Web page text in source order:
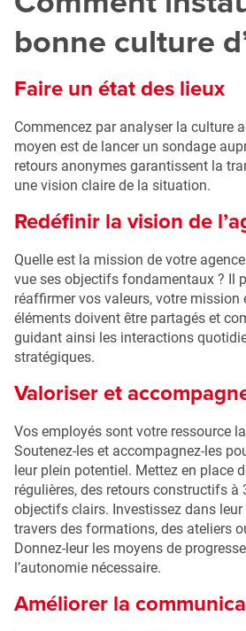
bonne culture
Faire un état des lieux
Commencez par analyser la culture
moyen est de lancer un sondage
retours anonymes garantissent la
une vision claire de la situation.
Redéfinir la vision de
Quelle est la mission de votre
vue ses objectifs fondamentaux ? Il
réaffirmer vos valeurs, votre mission
éléments doivent être partagés et
guidant ainsi les interactions
stratégiques.
Valoriser et
Vos employés sont votre ressource
Soutenez-les et accompagnez-les
leur plein potentiel. Mettez en place
régulières, des retours constructifs à
objectifs clairs. Investissez dans
travers des formations, des ateliers
Donnez-leur les moyens de
l’autonomie nécessaire.
Améliorer la